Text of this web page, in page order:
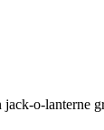
o-lanterne